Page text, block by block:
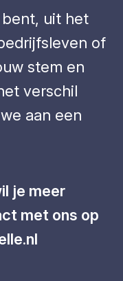
uit het
of
stem en
verschil
aan een
je meer
met ons op